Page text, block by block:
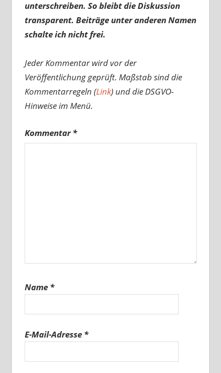
unterschreiben. So bleibt die Diskussion
transparent. Beiträge unter anderen Namen
schalte ich nicht frei.
Jeder Kommentar wird vor der
Veröffentlichung geprüft. Maßstab sind die
Kommentarregeln (Link) und die DSGVO-
Hinweise im Menü.
Kommentar*
Name *
E-Mail-Adresse *